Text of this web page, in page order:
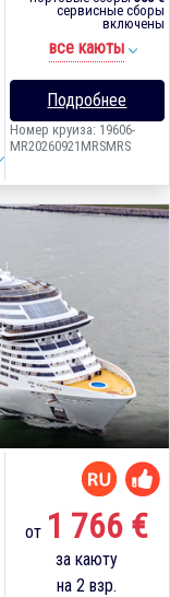
сервисные сборы
включены
все каюты
Подробнее
Номер круиза: 19606-
MR20260921MRSMRS
от 1 766 €
за каюту
на 2 взр.